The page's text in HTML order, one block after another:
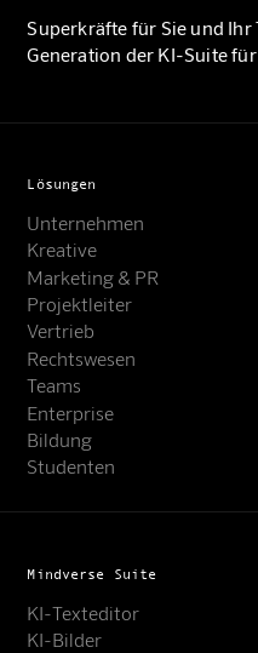
Superkräfte für Sie und Ihr
Generation der KI-Suite
Lösungen
Unternehmen
Kreative
Marketing & PR
Projektleiter
Vertrieb
Rechtswesen
Teams
Enterprise
Bildung
Studenten
Mindverse Suite
KI-Texteditor
KI-Bilder